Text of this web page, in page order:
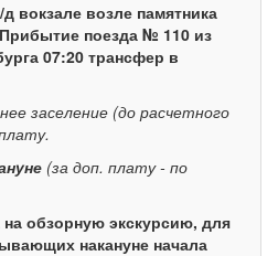
вокзале возле памятника
поезда № 110 из
07:20 трансфер в
заселение (до расчетного
(за доп. плату - по
обзорную экскурсию, для
накануне начала